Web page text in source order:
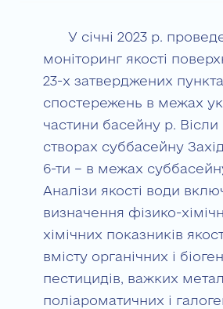
У січні 2023 р.
моніторинг якості
23-х затверджених
спостережень в межах
частини басейну р. Вісли
створах суббасейну
6-ти – в межах
Аналізи якості води
визначення фізико-
хімічних показників
вмісту органічних і
пестицидів, важких
поліароматичних і